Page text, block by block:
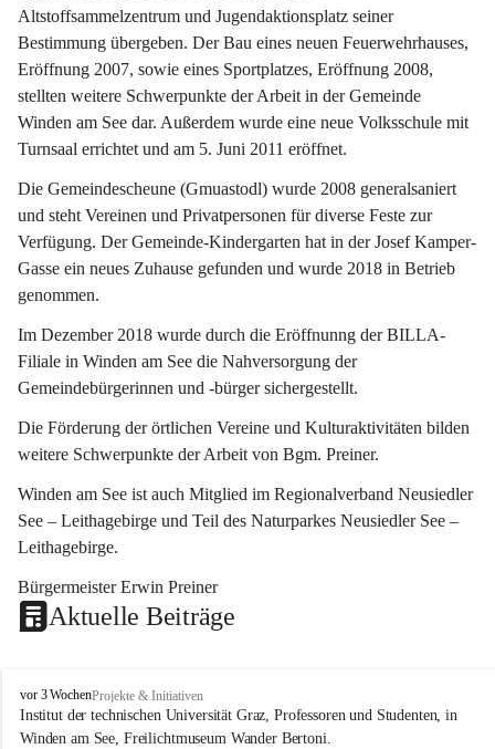
Altstoffsammelzentrum und Jugendaktionsplatz seiner
Bestimmung übergeben. Der Bau eines neuen Feuerwehrhauses,
Eröffnung 2007, sowie eines Sportplatzes, Eröffnung 2008,
stellten weitere Schwerpunkte der Arbeit in der Gemeinde
Winden am See dar. Außerdem wurde eine neue Volksschule mit
Turnsaal errichtet und am 5. Juni 2011 eröffnet.
Die Gemeindescheune (Gmuastodl) wurde 2008 generalsaniert
und steht Vereinen und Privatpersonen für diverse Feste zur
Verfügung. Der Gemeinde-Kindergarten hat in der Josef Kamper-
Gasse ein neues Zuhause gefunden und wurde 2018 in Betrieb
genommen.
Im Dezember 2018 wurde durch die Eröffnunng der BILLA-
Filiale in Winden am See die Nahversorgung der
Gemeindebürgerinnen und -bürger sichergestellt.
Die Förderung der örtlichen Vereine und Kulturaktivitäten bilden
weitere Schwerpunkte der Arbeit von Bgm. Preiner.
Winden am See ist auch Mitglied im Regionalverband Neusiedler
See – Leithagebirge und Teil des Naturparkes Neusiedler See –
Leithagebirge.
Bürgermeister Erwin Preiner
Aktuelle Beiträge
W
i
n
vor 3 WochenProjekte & Initiativen
Institut der technischen Universität Graz, Professoren und Studenten, in
Winden am See, Freilichtmuseum Wander Bertoni.